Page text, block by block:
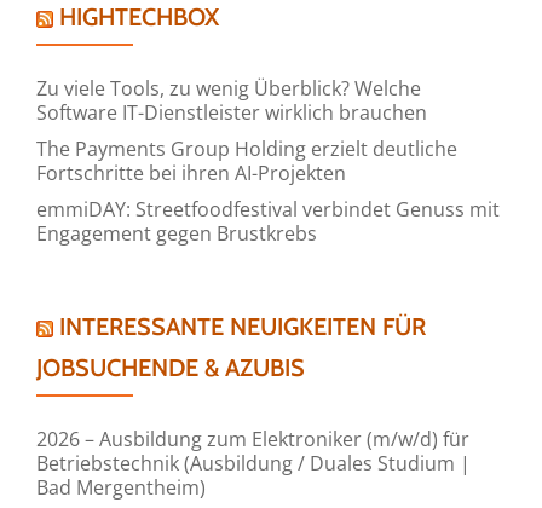
HIGHTECHBOX
Zu viele Tools, zu wenig Überblick? Welche
Software IT-Dienstleister wirklich brauchen
The Payments Group Holding erzielt deutliche
Fortschritte bei ihren AI-Projekten
emmiDAY: Streetfoodfestival verbindet Genuss mit
Engagement gegen Brustkrebs
INTERESSANTE NEUIGKEITEN FÜR
JOBSUCHENDE & AZUBIS
2026 – Ausbildung zum Elektroniker (m/w/d) für
Betriebstechnik (Ausbildung / Duales Studium |
Bad Mergentheim)